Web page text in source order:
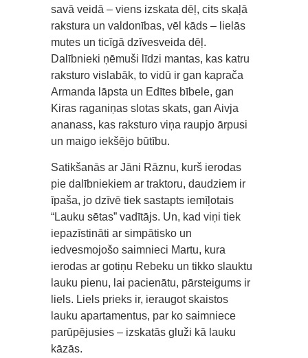
savā veidā – viens izskata dēļ, cits skaļā
rakstura un valdonības, vēl kāds – lielās
mutes un ticīgā dzīvesveida dēļ.
Dalībnieki ņēmuši līdzi mantas, kas katru
raksturo vislabāk, to vidū ir gan kaprača
Armanda lāpsta un Edītes bībele, gan
Kiras raganiņas slotas skats, gan Aivja
ananass, kas raksturo viņa raupjo ārpusi
un maigo iekšējo būtību.
Satikšanās ar Jāni Rāznu, kurš ierodas
pie dalībniekiem ar traktoru, daudziem ir
īpaša, jo dzīvē tiek sastapts iemīļotais
“Lauku sētas” vadītājs. Un, kad viņi tiek
iepazīstināti ar simpātisko un
iedvesmojošo saimnieci Martu, kura
ierodas ar gotiņu Rebeku un tikko slauktu
lauku pienu, lai pacienātu, pārsteigums ir
liels. Liels prieks ir, ieraugot skaistos
lauku apartamentus, par ko saimniece
parūpējusies – izskatās gluži kā lauku
kāzās.